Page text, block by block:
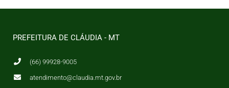
PREFEITURA DE CLÁUDIA - MT
(66) 99928-9005
atendimento@claudia.mt.gov.br